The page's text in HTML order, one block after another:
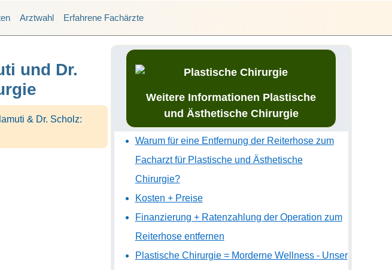
Arztwahl Erfahrene Fachärzte
und Dr.
& Dr. Scholz:
Weitere Informationen Plastische
und Ästhetische Chirurgie
Warum für eine Entfernung der Reiterhose zum
Facharzt für Plastische und Ästhetische
Chirurgie?
Kosten + Preise
Finanzierung + Ratenzahlung der Operation zum
Reiterhose entfernen
Plastische Chirurgie = Morderne Wellness - Unser